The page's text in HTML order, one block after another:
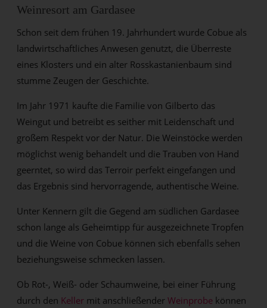
Weinresort am Gardasee
Schon seit dem frühen 19. Jahrhundert wurde Cobue als
landwirtschaftliches Anwesen genutzt, die Überreste
eines Klosters und ein alter Rosskastanienbaum sind
stumme Zeugen der Geschichte.
Im Jahr 1971 kaufte die Familie von Gilberto das
Weingut und betreibt es seither mit Leidenschaft und
großem Respekt vor der Natur. Die Weinstöcke werden
möglichst wenig behandelt und die Trauben von Hand
geerntet, so wird das Terroir perfekt eingefangen und
das Ergebnis sind hervorragende, authentische Weine.
Unter Kennern gilt die Gegend am südlichen Gardasee
schon lange als Geheimtipp für ausgezeichnete Tropfen
und die Weine von Cobue können sich ebenfalls sehen
beziehungsweise schmecken lassen.
Ob Rot-, Weiß- oder Schaumweine, bei einer Führung
durch den Keller mit anschließenderWeinprobe können